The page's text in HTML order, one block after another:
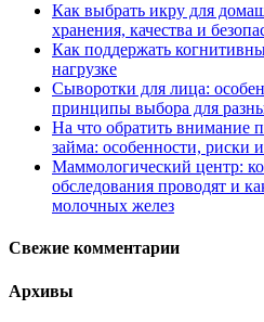
Как выбрать икру для
хранения, качества и
Как поддержать
нагрузке
Сыворотки для лица:
принципы выбора для
На что обратить внимание
займа: особенности, риски
Маммологический центр:
обследования проводят и
молочных желез
Свежие комментарии
Архивы